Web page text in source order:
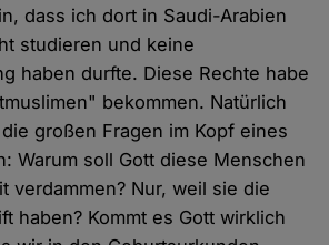
dass ich dort in Saudi-Arabien
studieren und keine
haben durfte. Diese Rechte habe
bekommen. Natürlich
großen Fragen im Kopf eines
Warum soll Gott diese Menschen
verdammen? Nur, weil sie die
haben? Kommt es Gott wirklich